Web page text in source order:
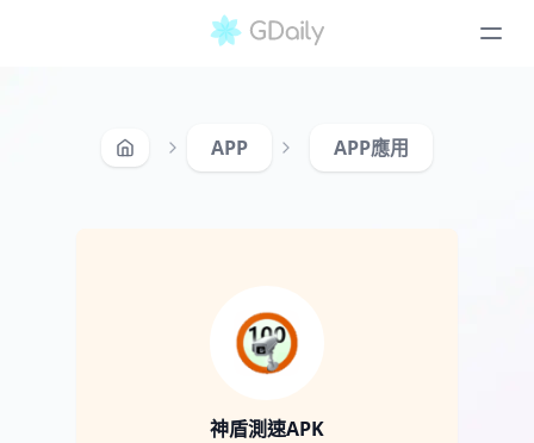
APP APP應用
神盾測速APK